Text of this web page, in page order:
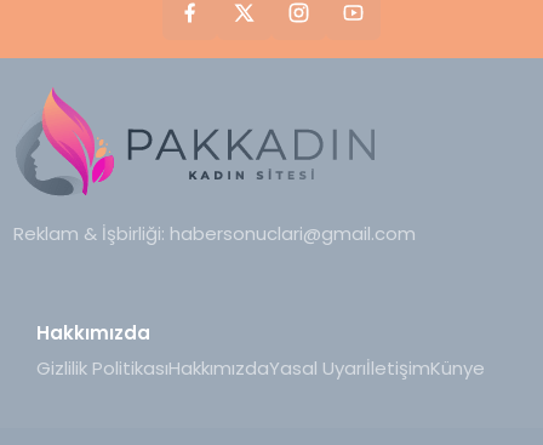
Reklam & İşbirliği: habersonuclari@gmail.com
Hakkımızda
Gizlilik PolitikasıHakkımızdaYasal UyarıİletişimKünye